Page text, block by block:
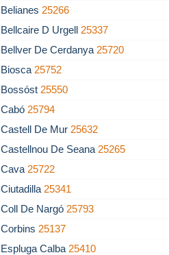
Belianes 25266
Bellcaire D Urgell 25337
Bellver De Cerdanya 25720
Biosca 25752
Bossóst 25550
Cabó 25794
Castell De Mur 25632
Castellnou De Seana 25265
Cava 25722
Ciutadilla 25341
Coll De Nargó 25793
Corbins 25137
Espluga Calba 25410